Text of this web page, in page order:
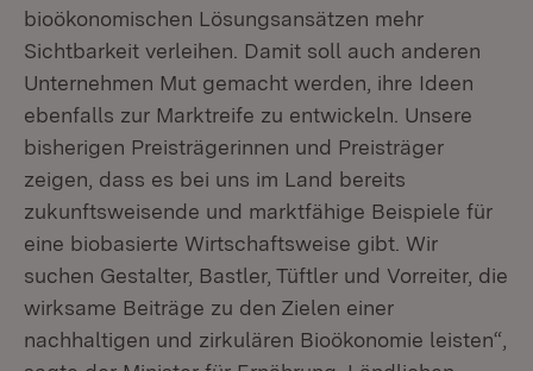
bioökonomischen Lösungsansätzen mehr
Sichtbarkeit verleihen. Damit soll auch anderen
Unternehmen Mut gemacht werden, ihre Ideen
ebenfalls zur Marktreife zu entwickeln. Unsere
bisherigen Preisträgerinnen und Preisträger
zeigen, dass es bei uns im Land bereits
zukunftsweisende und marktfähige Beispiele für
eine biobasierte Wirtschaftsweise gibt. Wir
suchen Gestalter, Bastler, Tüftler und Vorreiter, die
wirksame Beiträge zu den Zielen einer
nachhaltigen und zirkulären Bioökonomie leisten“,